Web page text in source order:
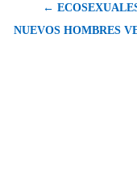
←
NUEVOS HOMBRES